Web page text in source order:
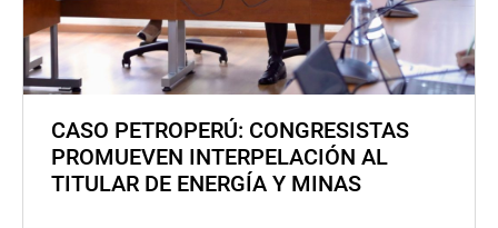
CASO PETROPERÚ: CONGRESISTAS
PROMUEVEN INTERPELACIÓN AL
TITULAR DE ENERGÍA Y MINAS